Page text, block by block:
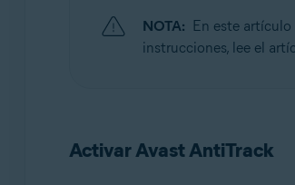
NOTA: En este
instrucciones, lee el
Activar Avast AntiTrack